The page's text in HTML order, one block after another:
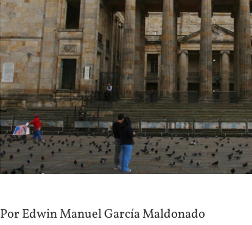
Por Edwin Manuel García Maldonado